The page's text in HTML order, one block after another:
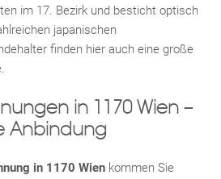
im 17. Bezirk und besticht optisch
japanischen
finden hier auch eine große
in 1170 Wien –
Anbindung
in 1170 Wien kommen Sie